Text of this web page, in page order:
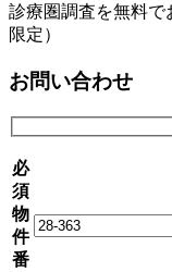
診療圏調査を無料で
限定）
お問い合わせ
必
須
物
件
番